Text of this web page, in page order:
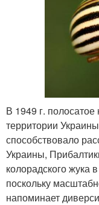
В 1949 г.
территории
способствовало
Украины,
колорадского жука
поскольку
напоминает